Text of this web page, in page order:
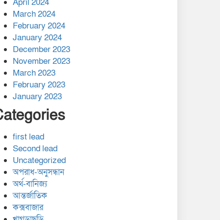
April 2024
March 2024
February 2024
January 2024
December 2023
November 2023
March 2023
February 2023
January 2023
first lead
Second lead
Uncategorized
অপরাধ-অনুসন্ধান
অর্থ-বানিজ্য
আন্তর্জাতিক
কক্সবাজার